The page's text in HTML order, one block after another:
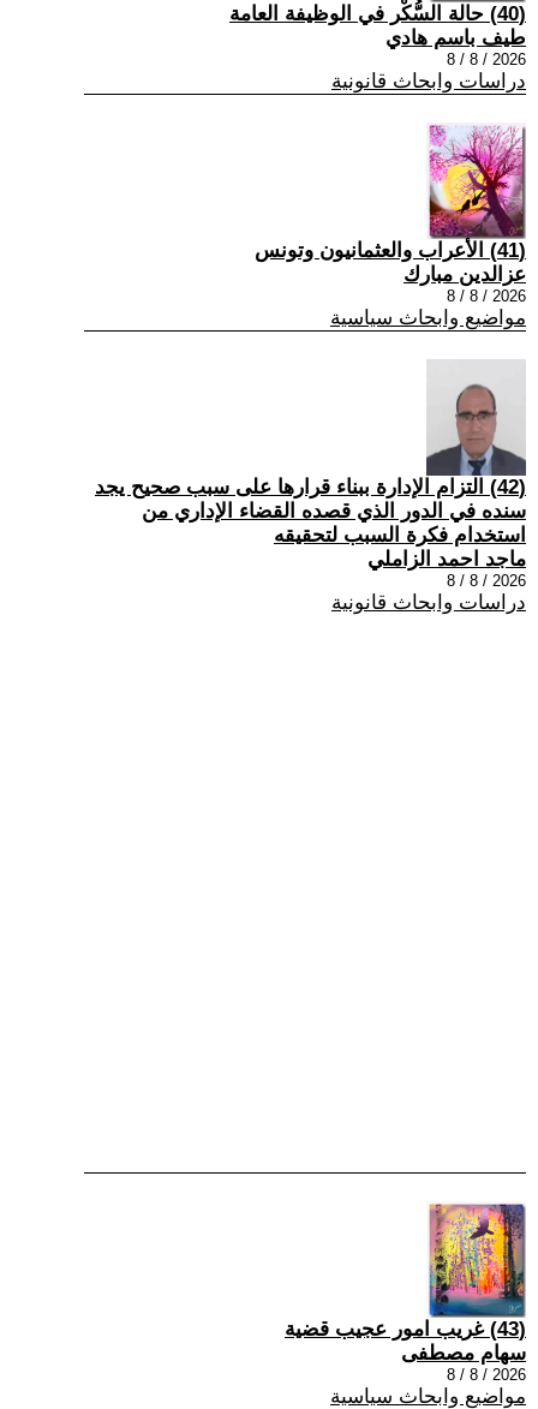
(40) حالة السُّكْر في الوظيفة العامة
طيف باسم هادي
2026 / 8 / 8
دراسات وابحاث قانونية
(41) الأعراب والعثمانيون وتونس
عزالدين مبارك
2026 / 8 / 8
مواضيع وابحاث سياسية
(42) التزام الإدارة ببناء قرارها على سبب صحیح یجد
سنده في الدور الذي قصده القضاء الإداري من
استخدام فكرة السبب لتحقیقه
ماجد احمد الزاملي
2026 / 8 / 8
دراسات وابحاث قانونية
(43) غريب امور عجيب قضية
سهام مصطفى
2026 / 8 / 8
مواضيع وابحاث سياسية